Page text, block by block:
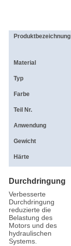
Produktbezeichnung
Material
Typ
Farbe
Teil Nr.
Anwendung
Gewicht
Härte
Durchdringung
Verbesserte
Durchdringung
reduzierte die
Belastung des
Motors und des
hydraulischen
Systems.